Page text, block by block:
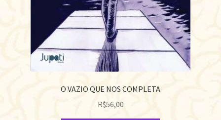
O VAZIO QUE NOS COMPLETA
R$56,00